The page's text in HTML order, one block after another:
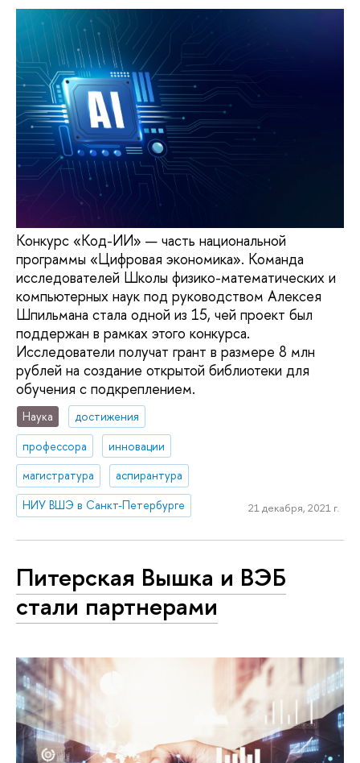
Конкурс «Код-ИИ» — часть национальной
программы «Цифровая экономика». Команда
исследователей Школы физико-математических и
компьютерных наук под руководством Алексея
Шпильмана стала одной из 15, чей проект был
поддержан в рамках этого конкурса.
Исследователи получат грант в размере 8 млн
рублей на создание открытой библиотеки для
обучения с подкреплением.
Наука
достижения
профессора
инновации
магистратура
аспирантура
НИУ ВШЭ в Санкт-Петербурге
21 декабря, 2021 г.
Питерская Вышка и ВЭБ
стали партнерами